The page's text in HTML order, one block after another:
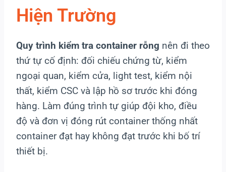
Hiện Trường
Quy trình kiểm tra container rỗng nên đi theo
thứ tự cố định: đối chiếu chứng từ, kiểm
ngoại quan, kiểm cửa, light test, kiểm nội
thất, kiểm CSC và lập hồ sơ trước khi đóng
hàng. Làm đúng trình tự giúp đội kho, điều
độ và đơn vị đóng rút container thống nhất
container đạt hay không đạt trước khi bố trí
thiết bị.